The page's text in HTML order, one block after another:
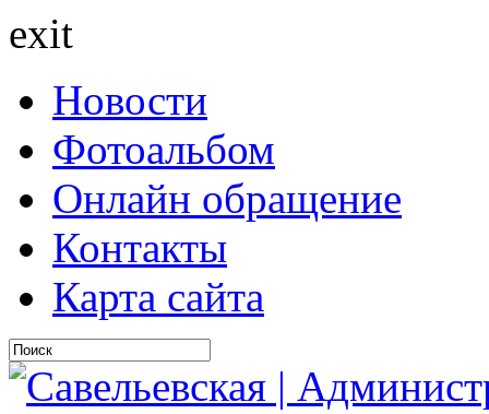
exit
Новости
Фотоальбом
Онлайн обращение
Контакты
Карта сайта